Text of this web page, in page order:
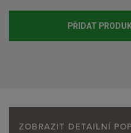
PŘIDAT
ZOBRAZIT DETAILNÍ